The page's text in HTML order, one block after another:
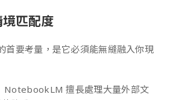
匹配度
首要考量，是它必須能無縫融入你現
NotebookLM 擅長處理大量外部文